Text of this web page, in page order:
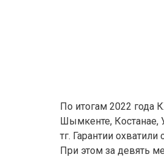
По итогам 2022 года
Шымкенте, Костанае,
тг. Гарантии
При этом за девять